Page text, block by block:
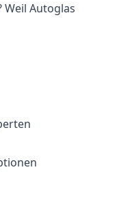
Weil Autoglas